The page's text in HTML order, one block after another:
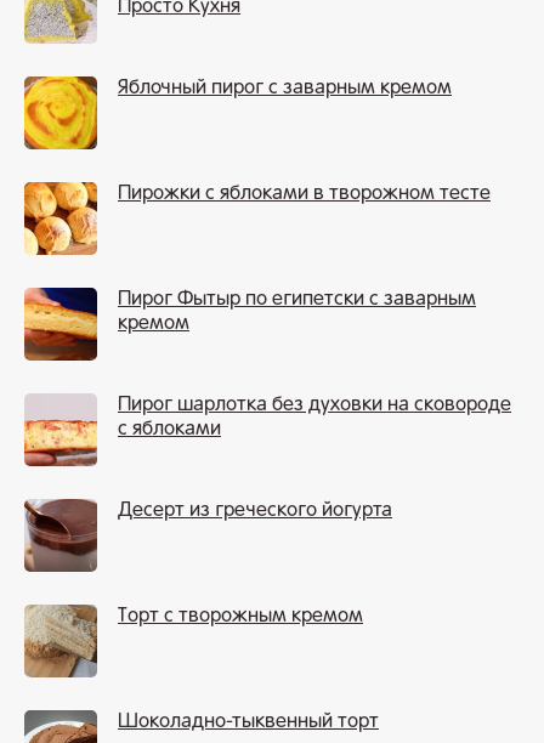
Просто Кухня
Яблочный пирог с заварным кремом
Пирожки с яблоками в творожном тесте
Пирог Фытыр по египетски с заварным
кремом
Пирог шарлотка без духовки на сковороде
с яблоками
Десерт из греческого йогурта
Торт с творожным кремом
Шоколадно-тыквенный торт